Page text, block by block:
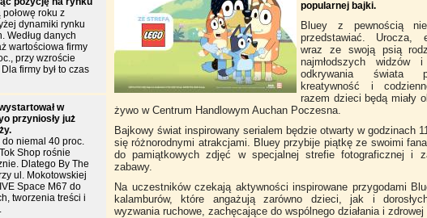
popularnej bajki.
Bluey z pewnością
przedstawiać. Urocza,
wraz ze swoją psią
najmłodszych
odkrywania świata
kreatywność i
razem dzieci będą miały
żywo w Centrum Handlowym Auchan Poczesna.
Bajkowy świat inspirowany serialem będzie otwarty w godzinach
się różnorodnymi atrakcjami. Bluey przybije piątkę ze swoimi
do pamiątkowych zdjęć w specjalnej strefie fotograficznej i
zabawy.
Na uczestników czekają aktywności inspirowane przygodami
kalamburów, które angażują zarówno dzieci, jak i
wyzwania ruchowe, zachęcające do wspólnego działania i
roku z
dynamiki rynku
Według danych
wartościowa firmy
przy wzroście
firmy był to czas
w
przyniosły już
niemal 40 proc.
Shop rośnie
Dlatego By The
ul. Mokotowskiej
Space M67 do
tworzenia treści i